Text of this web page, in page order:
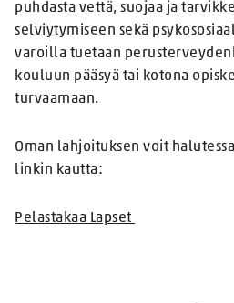
puhdasta vettä, suojaa ja
selviytymiseen sekä
varoilla tuetaan
kouluun pääsyä tai kotona
turvaamaan.
Oman lahjoituksen voit
linkin kautta:
Pelastakaa Lapset